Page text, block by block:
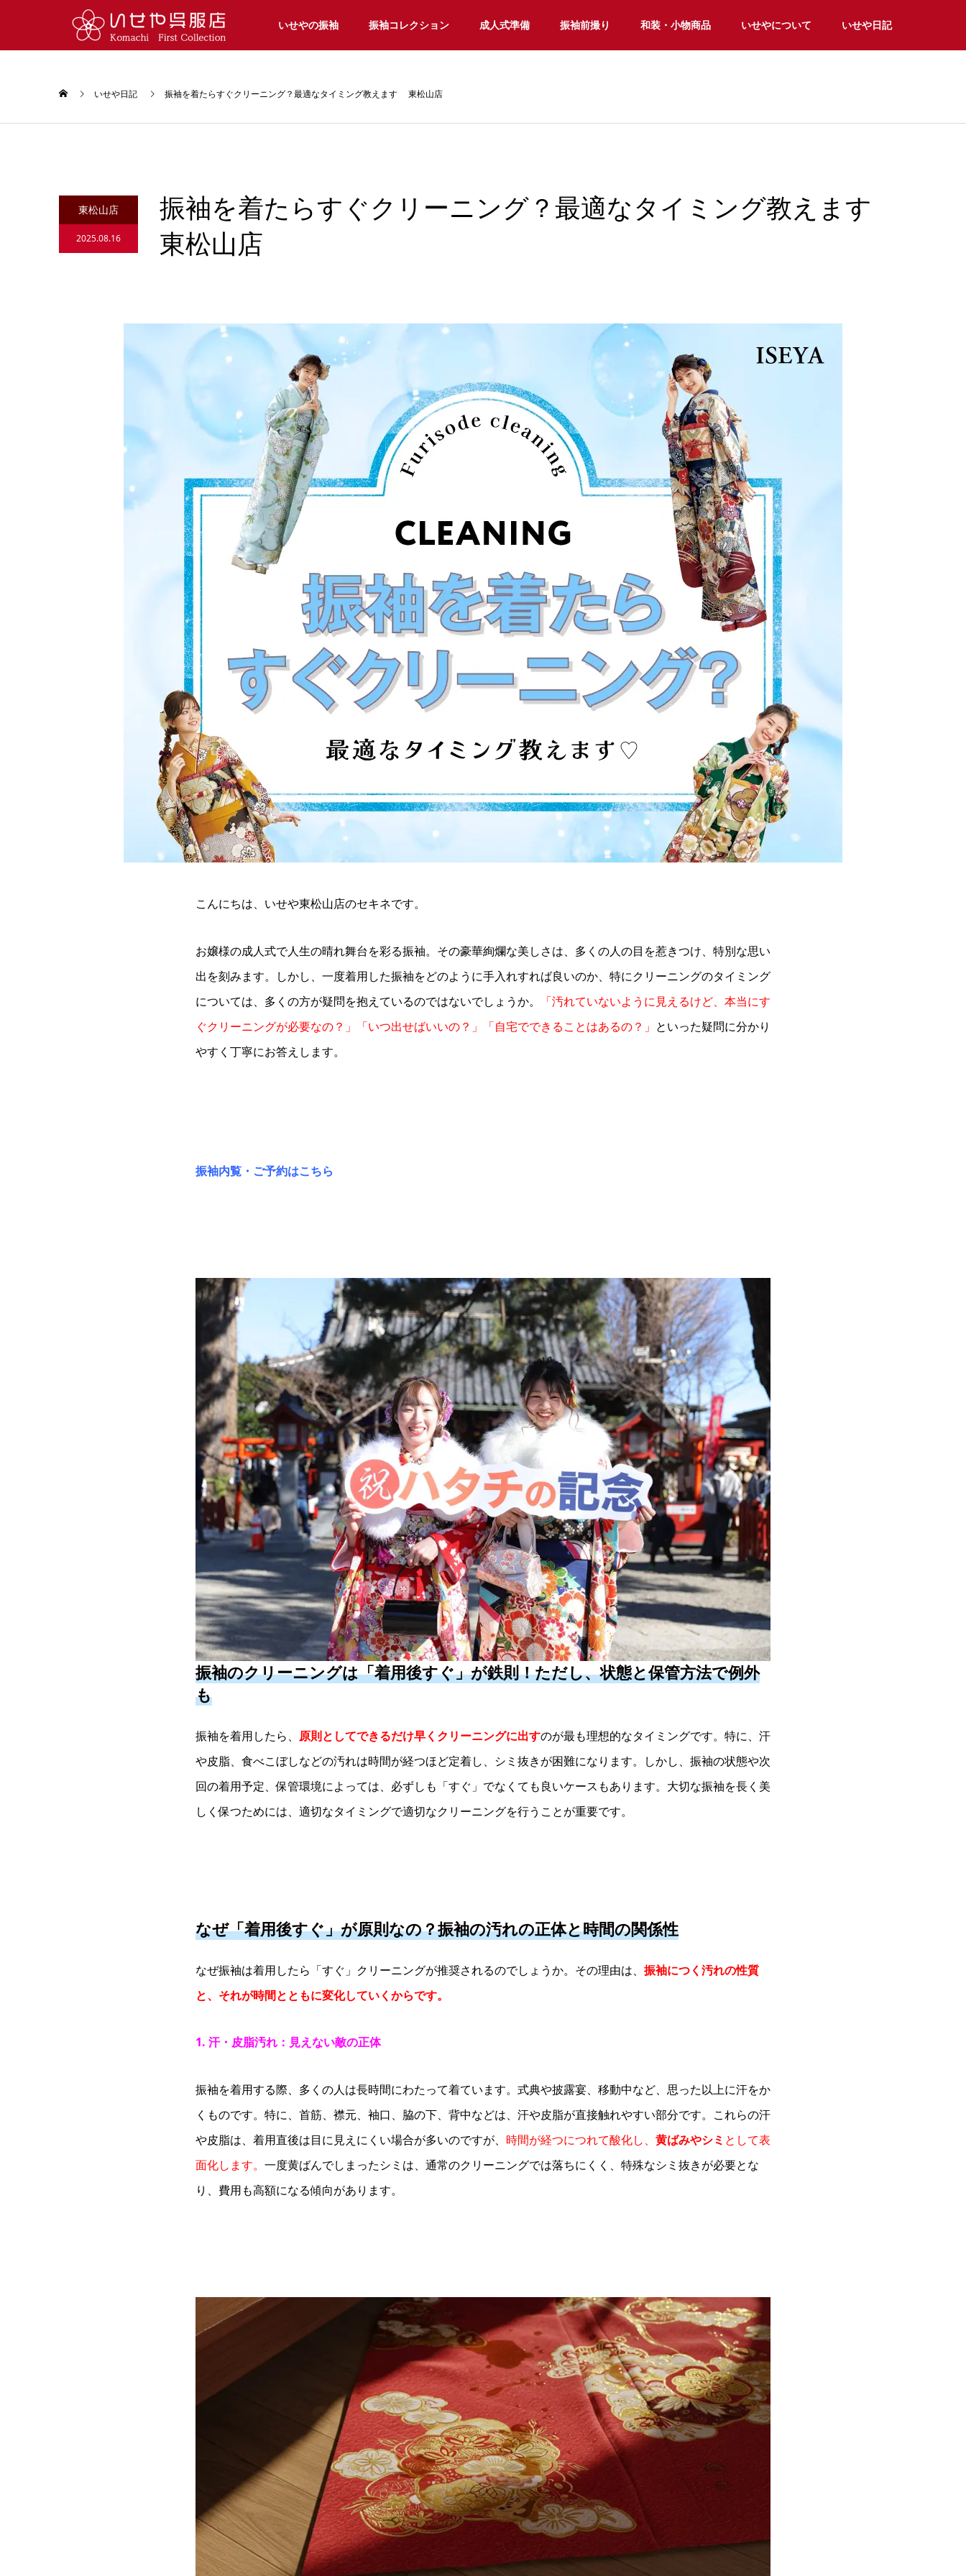
いせやの振袖 振袖コレクション 成人式準備 振袖前撮り 和装・小物商品 いせやについて いせや日記
いせや日記 振袖を着たらすぐクリーニング？最適なタイミング教えます 東松山店
東松山店
2025.08.16
振袖を着たらすぐクリーニング？最適なタイミング教えます
東松山店
こんにちは、いせや東松山店のセキネです。
お嬢様の成人式で人生の晴れ舞台を彩る振袖。その豪華絢爛な美しさは、多くの人の目を惹きつけ、特別な思い
出を刻みます。しかし、一度着用した振袖をどのように手入れすれば良いのか、特にクリーニングのタイミング
については、多くの方が疑問を抱えているのではないでしょうか。
「汚れていないように見えるけど、本当にす
ぐクリーニングが必要なの？」「いつ出せばいいの？」「自宅でできることはあるの？」 といった疑問に分かり
やすく丁寧にお答えします。
振袖内覧・ご予約はこちら
振袖のクリーニングは「着用後すぐ」が鉄則！ただし、状態と保管方法で例外
も
振袖を着用したら、 原則としてできるだけ早くクリーニングに出すのが最も理想的なタイミングです。特に、汗
や皮脂、食べこぼしなどの汚れは時間が経つほど定着し、シミ抜きが困難になります。しかし、振袖の状態や次
回の着用予定、保管環境によっては、必ずしも「すぐ」でなくても良いケースもあります。大切な振袖を長く美
しく保つためには、適切なタイミングで適切なクリーニングを行うことが重要です。
なぜ「着用後すぐ」が原則なの？振袖の汚れの正体と時間の関係性
なぜ振袖は着用したら「すぐ」クリーニングが推奨されるのでしょうか。その理由は、 振袖につく汚れの性質
と、それが時間とともに変化していくからです。
1. 汗・皮脂汚れ：見えない敵の正体
振袖を着用する際、多くの人は長時間にわたって着ています。式典や披露宴、移動中など、思った以上に汗をか
くものです。特に、首筋、襟元、袖口、脇の下、背中などは、汗や皮脂が直接触れやすい部分です。 これらの汗
や皮脂は、着用直後は目に見えにくい場合が多いのですが、 時間が経つにつれて酸化し、 黄ばみやシミ として表
面化します。 一度黄ばんでしまったシミは、通常のクリーニングでは落ちにくく、特殊なシミ抜きが必要とな
り、費用も高額になる傾向があります。